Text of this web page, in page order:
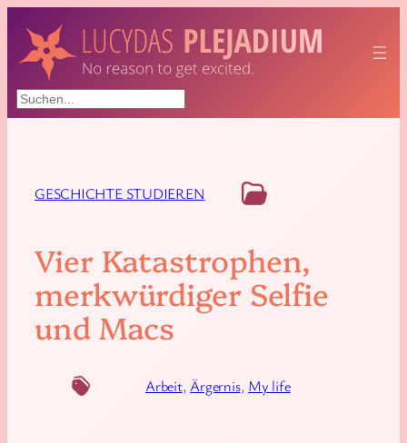
Suchen
GESCHICHTE STUDIEREN
Vier Katastrophen,
merkwürdiger Selfie
und Macs
Arbeit, Ärgernis, My life